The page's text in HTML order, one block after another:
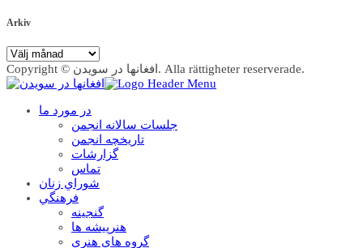
Arkiv
Arkiv
Copyright © افغانها در سویدن. Alla rättigheter reserverade.
در مورد ما
جلسات سالانه انجمن
تاریخچه انجمن
گزارشات
تماس
شوراي زنان
فرهنگي
گنجينه
هنرپيشه ها
گروه هاي هنري